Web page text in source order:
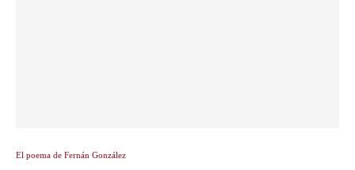
El poema de Fernán González